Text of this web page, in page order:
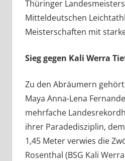
Thüringer
Mitteldeutschen
Meisterschaften mit
Sieg gegen Kali Werra
Zu den Abräumern
Maya Anna-Lena
mehrfache
ihrer Paradedisziplin,
1,45 Meter verwies die
Rosenthal (BSG Kali